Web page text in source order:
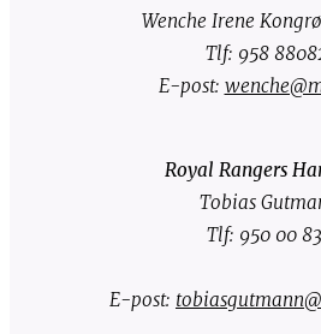
Wenche Irene
Tlf: 958
E-post:
Royal Rangers
Tobias
Tlf: 950 00
E-post: